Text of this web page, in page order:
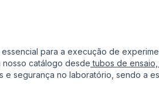
para a execução de
nosso catálogo desde tubos de
segurança no laboratório, sendo a